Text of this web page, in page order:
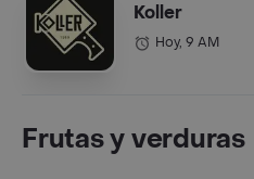
Koller
Hoy, 9 AM
Frutas y verduras